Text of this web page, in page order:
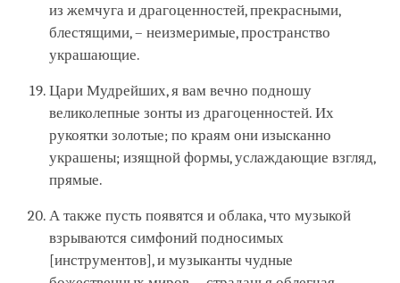
из жемчуга и драгоценностей, прекрасными,
блестящими, – неизмеримые, пространство
украшающие.
Цари Мудрейших, я вам вечно подношу
великолепные зонты из драгоценностей. Их
рукоятки золотые; по краям они изысканно
украшены; изящной формы, услаждающие взгляд,
прямые.
А также пусть появятся и облака, что музыкой
взрываются симфоний подносимых
[инструментов], и музыканты чудные